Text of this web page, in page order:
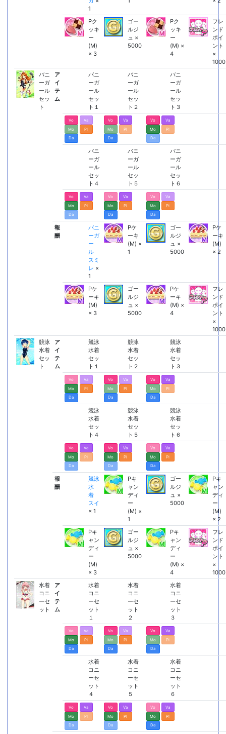
1
Pク
ッキ
ー
(M)
× 3
ゴー
ルジ
ュ ×
5000
Pク
ッキ
ー
(M) ×
4
フレ
ンド
ポイ
ント
×
1000
バニ
ーガ
ール
セッ
ト
ア
イ
テ
ム
バニ
ーガ
ール
セッ
ト１
バニ
ーガ
ール
セッ
ト２
バニ
ーガ
ール
セッ
ト３
Vo
Va
Mo
Pl
Da
Vo
Va
Mo
Pl
Da
Vo
Va
Mo
Pl
Da
バニ
ーガ
ール
セッ
ト４
バニ
ーガ
ール
セッ
ト５
バニ
ーガ
ール
セッ
ト６
Vo
Va
Mo
Pl
Da
Vo
Va
Mo
Pl
Da
Vo
Va
Mo
Pl
Da
報
酬
バニ
ーガ
ー
ル
スミ
レ ×
1
Pケ
ーキ
(M) ×
1
ゴー
ルジ
ュ ×
5000
Pケ
ーキ
(M)
× 2
Pケ
ーキ
(M)
× 3
ゴー
ルジ
ュ ×
5000
Pケ
ーキ
(M) ×
4
フレ
ンド
ポイ
ント
×
1000
競泳
水着
セッ
ト
ア
イ
テ
ム
競泳
水着
セッ
ト１
競泳
水着
セッ
ト２
競泳
水着
セッ
ト３
Vo
Va
Mo
Pl
Da
Vo
Va
Mo
Pl
Da
Vo
Va
Mo
Pl
Da
競泳
水着
セッ
ト４
競泳
水着
セッ
ト５
競泳
水着
セッ
ト６
Vo
Va
Mo
Pl
Da
Vo
Va
Mo
Pl
Da
Vo
Va
Mo
Pl
Da
報
酬
競泳
水
着
スイ
× 1
Pキ
ャン
ディ
ー
(M) ×
1
ゴー
ルジ
ュ ×
5000
Pキ
ャン
ディ
ー
(M)
× 2
Pキ
ャン
ディ
ー
(M)
× 3
ゴー
ルジ
ュ ×
5000
Pキ
ャン
ディ
ー
(M) ×
4
フレ
ンド
ポイ
ント
×
1000
水着
コニ
ーセ
ット
ア
イ
テ
ム
水着
コニ
ーセ
ット
１
水着
コニ
ーセ
ット
２
水着
コニ
ーセ
ット
３
Vo
Va
Mo
Pl
Da
Vo
Va
Mo
Pl
Da
Vo
Va
Mo
Pl
Da
水着
コニ
ーセ
ット
４
水着
コニ
ーセ
ット
５
水着
コニ
ーセ
ット
６
Vo
Va
Mo
Pl
Da
Vo
Va
Mo
Pl
Da
Vo
Va
Mo
Pl
Da